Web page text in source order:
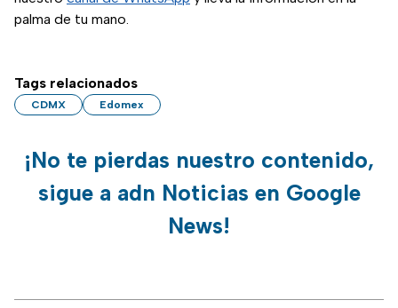
palma de tu mano.
Tags relacionados
CDMX Edomex
¡No te pierdas nuestro contenido,
sigue a adn Noticias en Google
News!